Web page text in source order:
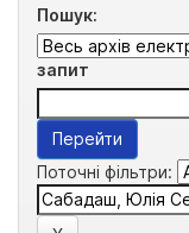
Пошук:
запит
Поточні фільтри: